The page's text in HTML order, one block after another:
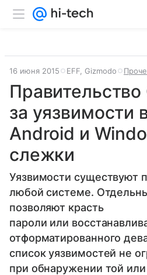
16 июня 2015 EFF, Gizmodo
за уязвимости
Android и
слежки
Уязвимости существуют
любой системе.
позволяют красть
пароли или
отформатированного
список уязвимостей не
при обнаружении той